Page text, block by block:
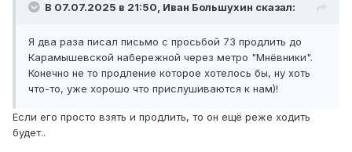
В 07.07.2025 в 21:50, Иван Большухин сказал:
Я два раза писал письмо с просьбой 73 продлить до
Карамышевской набережной через метро "Мнёвники".
Конечно не то продление которое хотелось бы, ну хоть
что-то, уже хорошо что прислушиваются к нам)!
Если его просто взять и продлить, то он ещё реже ходить
будет..